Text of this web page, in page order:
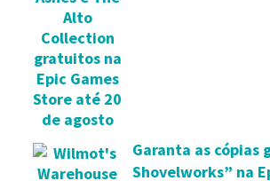
Garanta as cópias
Shovelworks” na